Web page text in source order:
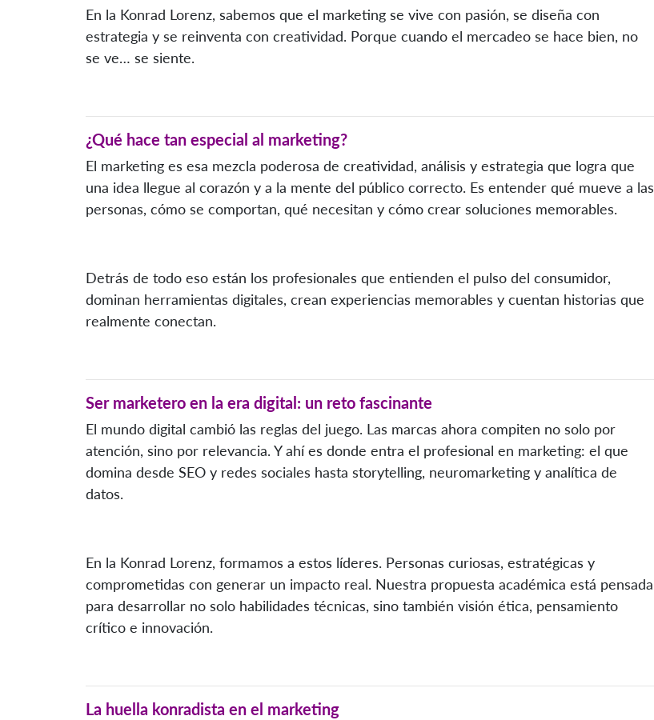
En la Konrad Lorenz, sabemos que el marketing se vive con pasión, se diseña con
estrategia y se reinventa con creatividad. Porque cuando el mercadeo se hace bien, no
se ve… se siente.
¿Qué hace tan especial al marketing?
El marketing es esa mezcla poderosa de creatividad, análisis y estrategia que logra que
una idea llegue al corazón y a la mente del público correcto. Es entender qué mueve a las
personas, cómo se comportan, qué necesitan y cómo crear soluciones memorables.
Detrás de todo eso están los profesionales que entienden el pulso del consumidor,
dominan herramientas digitales, crean experiencias memorables y cuentan historias que
realmente conectan.
Ser marketero en la era digital: un reto fascinante
El mundo digital cambió las reglas del juego. Las marcas ahora compiten no solo por
atención, sino por relevancia. Y ahí es donde entra el profesional en marketing: el que
domina desde SEO y redes sociales hasta storytelling, neuromarketing y analítica de
datos.
En la Konrad Lorenz, formamos a estos líderes. Personas curiosas, estratégicas y
comprometidas con generar un impacto real. Nuestra propuesta académica está pensada
para desarrollar no solo habilidades técnicas, sino también visión ética, pensamiento
crítico e innovación.
La huella konradista en el marketing